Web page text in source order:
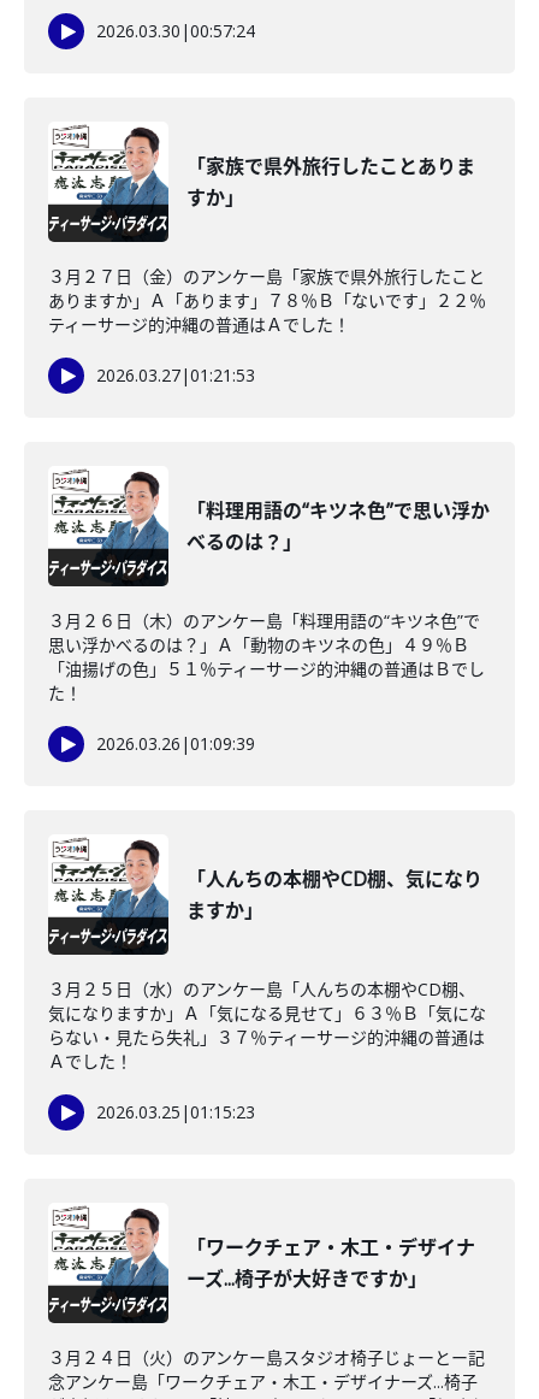
2026.03.30 |00:57:24
「家族で県外旅行したことありま
すか」
３月２７日（金）のアンケー島「家族で県外旅行したこと
ありますか」Ａ「あります」７８％Ｂ「ないです」２２％
ティーサージ的沖縄の普通はＡでした！
2026.03.27|01:21:53
「料理用語の“キツネ色”で思い浮か
べるのは？」
３月２６日（木）のアンケー島「料理用語の“キツネ色”で
思い浮かべるのは？」Ａ「動物のキツネの色」４９％Ｂ
「油揚げの色」５１％ティーサージ的沖縄の普通はＢでし
た！
2026.03.26 |01:09:39
「人んちの本棚やCD棚、気になり
ますか」
３月２５日（水）のアンケー島「人んちの本棚やCD棚、
気になりますか」Ａ「気になる見せて」６３％Ｂ「気にな
らない・見たら失礼」３７％ティーサージ的沖縄の普通は
Ａでした！
2026.03.25 |01:15:23
「ワークチェア・木工・デザイナ
ーズ...椅子が大好きですか」
３月２４日（火）のアンケー島スタジオ椅子じょーとー記
念アンケー島「ワークチェア・木工・デザイナーズ...椅子